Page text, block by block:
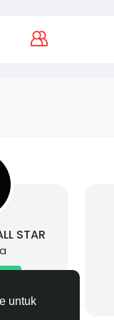
untuk
STAR